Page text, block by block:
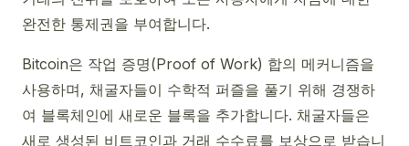
완전한 통제권을 부여합니다.
Bitcoin은 작업 증명(Proof of Work) 합의 메커니즘을
사용하며, 채굴자들이 수학적 퍼즐을 풀기 위해 경쟁하
여 블록체인에 새로운 블록을 추가합니다. 채굴자들은
새로 생성된 비트코인과 거래 수수료를 보상으로 받습니